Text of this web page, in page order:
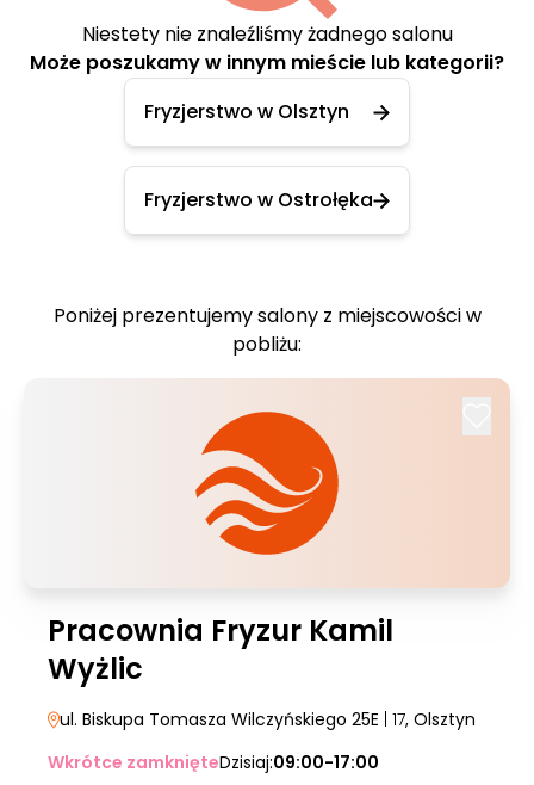
Niestety nie znaleźliśmy żadnego salonu
Może poszukamy w innym mieście lub kategorii?
Fryzjerstwo w Olsztyn
Fryzjerstwo w Ostrołęka
Poniżej prezentujemy salony z miejscowości w
pobliżu:
Pracownia Fryzur Kamil
Wyżlic
ul. Biskupa Tomasza Wilczyńskiego 25E | 17, Olsztyn
Wkrótce zamknięteDzisiaj:09:00-17:00